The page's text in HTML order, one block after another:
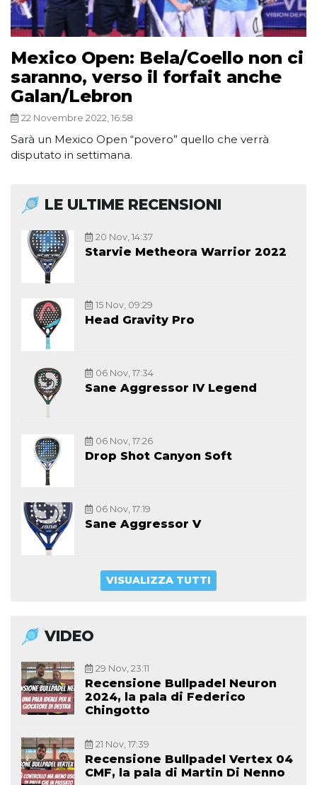
Mexico Open: Bela/Coello non ci
saranno, verso il forfait anche
Galan/Lebron
22 Novembre 2022, 16:58
Sarà un Mexico Open “povero” quello che verrà
disputato in settimana.
LE ULTIME RECENSIONI
20 Nov, 14:37
Starvie Metheora Warrior 2022
15 Nov, 09:29
Head Gravity Pro
06 Nov, 17:34
Sane Aggressor IV Legend
06 Nov, 17:26
Drop Shot Canyon Soft
06 Nov, 17:19
Sane Aggressor V
VISUALIZZA TUTTI
VIDEO
29 Nov, 23:11
Recensione Bullpadel Neuron
2024, la pala di Federico
Chingotto
21 Nov, 17:39
Recensione Bullpadel Vertex 04
CMF, la pala di Martin Di Nenno